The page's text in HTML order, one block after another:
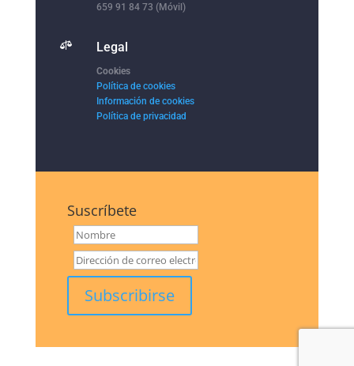
659 91 84 73 (Móvil)
 Legal
Cookies
Política de cookies
Información de cookies
Política de privacidad
Suscríbete